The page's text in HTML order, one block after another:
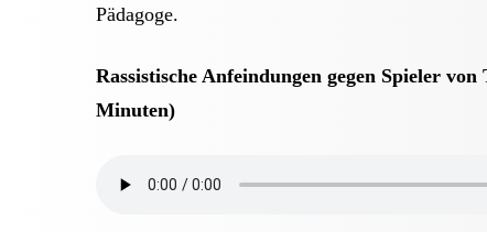
Pädagoge.
Rassistische Anfeindungen gegen Spieler
Minuten)